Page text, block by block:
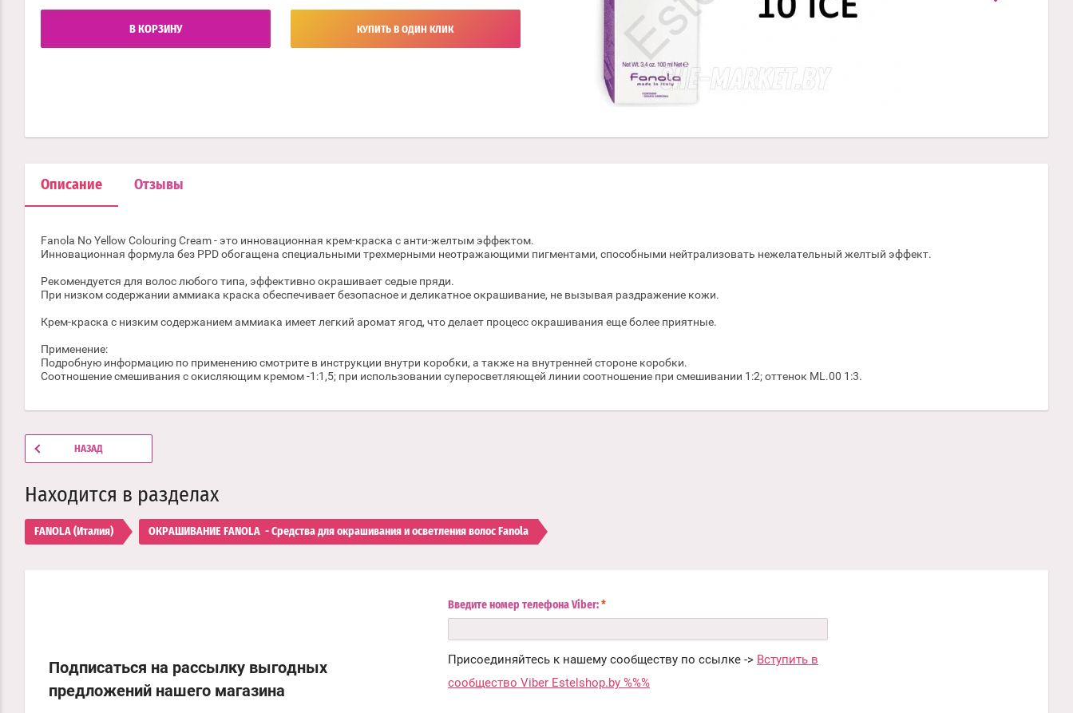
В КОРЗИНУ КУПИТЬ В ОДИН КЛИК
Описание Отзывы
Fanola No Yellow Colouring Cream - это инновационная крем-краска с анти-желтым эффектом.
Инновационная формула без PPD обогащена специальными трехмерными неотражающими пигментами, способными нейтрализовать нежелательный желтый эффект.
Рекомендуется для волос любого типа, эффективно окрашивает седые пряди.
При низком содержании аммиака краска обеспечивает безопасное и деликатное окрашивание, не вызывая раздражение кожи.
Крем-краска с низким содержанием аммиака имеет легкий аромат ягод, что делает процесс окрашивания еще более приятные.
Применение:
Подробную информацию по применению смотрите в инструкции внутри коробки, а также на внутренней стороне коробки.
Соотношение смешивания с окисляющим кремом -1:1,5; при использовании суперосветляющей линии соотношение при смешивании 1:2; оттенок ML.00 1:3.
НАЗАД
Находится в разделах
FANOLA (Италия) ОКРАШИВАНИЕ FANOLA  - Средства для окрашивания и осветления волос Fanola
Подписаться на рассылку выгодных
предложений нашего магазина
Введите номер телефона Viber: *
Присоединяйтесь к нашему сообществу по ссылке -> Вступить в
сообщество Viber Estelshop.by %%%